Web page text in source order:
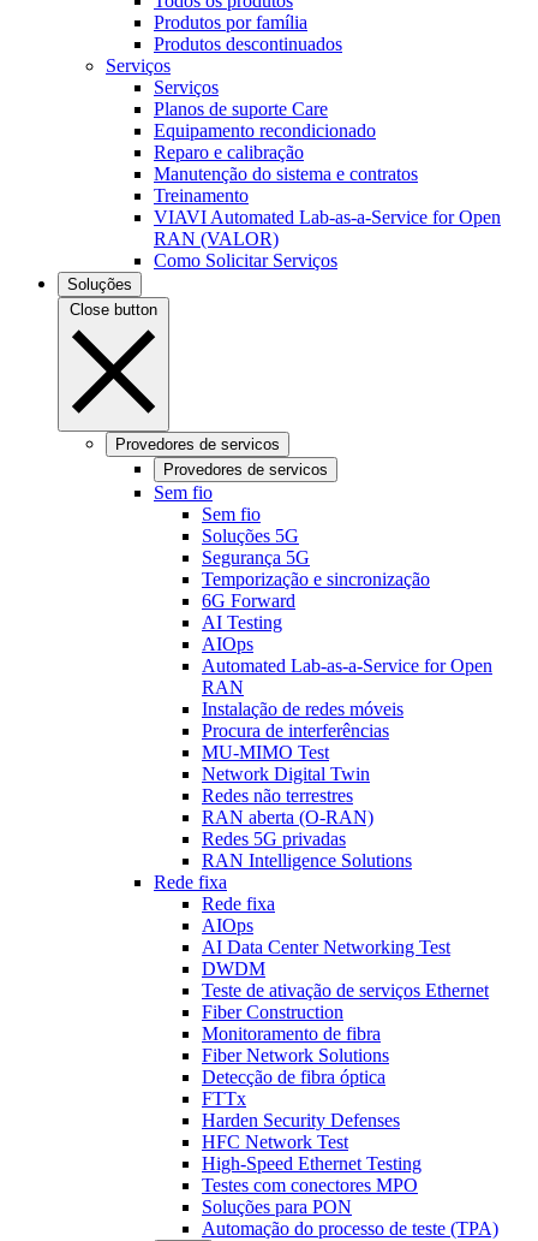
Produtos por família
Produtos descontinuados
Serviços
Serviços
Planos de suporte Care
Equipamento recondicionado
Reparo e calibração
Manutenção do sistema e contratos
Treinamento
VIAVI Automated Lab-as-a-Service for Open
RAN (VALOR)
Como Solicitar Serviços
Soluções
Close button
Provedores de servicos
Provedores de servicos
Sem fio
Sem fio
Soluções 5G
Segurança 5G
Temporização e sincronização
6G Forward
AI Testing
AIOps
Automated Lab-as-a-Service for Open
RAN
Instalação de redes móveis
Procura de interferências
MU-MIMO Test
Network Digital Twin
Redes não terrestres
RAN aberta (O-RAN)
Redes 5G privadas
RAN Intelligence Solutions
Rede fixa
Rede fixa
AIOps
AI Data Center Networking Test
DWDM
Teste de ativação de serviços Ethernet
Fiber Construction
Monitoramento de fibra
Fiber Network Solutions
Detecção de fibra óptica
FTTx
Harden Security Defenses
HFC Network Test
High-Speed Ethernet Testing
Testes com conectores MPO
Soluções para PON
Automação do processo de teste (TPA)